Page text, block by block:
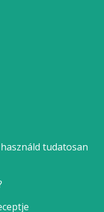
tudatosan